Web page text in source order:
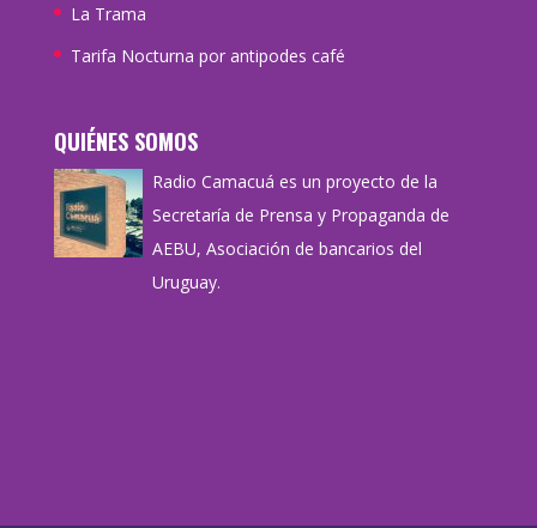
La Trama
Tarifa Nocturna por antipodes café
QUIÉNES SOMOS
Radio Camacuá es un proyecto de la
Secretaría de Prensa y Propaganda de
AEBU, Asociación de bancarios del
Uruguay.